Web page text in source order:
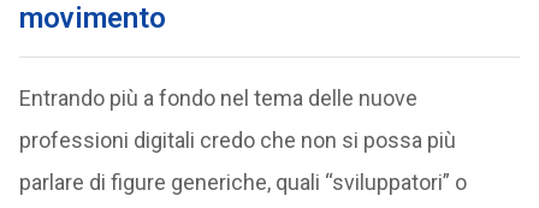
movimento
Entrando più a fondo nel tema delle nuove
professioni digitali credo che non si possa più
parlare di figure generiche, quali “sviluppatori” o